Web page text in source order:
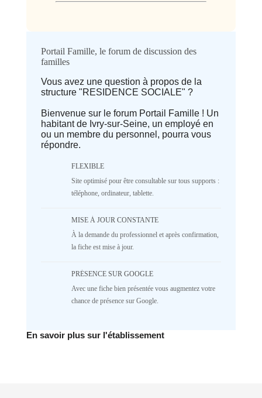
Avis
⭐ Qualité
Deprecated: implode(): Passing null to
parameter #1 ($separator) of type
array|string is deprecated in
1687
5 4 3
2
1
NR
Deprecated: implode(): Passing null to
parameter #1 ($separator) of type
/home/lepetitbz/portailfamille.org/lib/Cake/View/
1687
5 4 3
2
Portail Famille, le forum de discussion des
familles
Vous avez une question à propos de la
structure "RESIDENCE SOCIALE" ?
Bienvenue sur le forum Portail Famille ! Un
habitant de Ivry-sur-Seine, un employé en
ou un membre du personnel, pourra vous
répondre.
FLEXIBLE
Site optimisé pour être consultable sur tous supports :
téléphone, ordinateur, tablette.
MISE À JOUR CONSTANTE
À la demande du professionnel et après confirmation,
la fiche est mise à jour.
PRÉSENCE SUR GOOGLE
Avec une fiche bien présentée vous augmentez votre
chance de présence sur Google.
En savoir plus sur l'établissement